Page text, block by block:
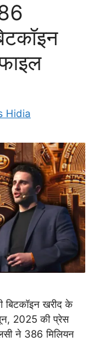
Hidia
बिटकॉइन खरीद के
2025 की प्रेस
ने 386 मिलियन